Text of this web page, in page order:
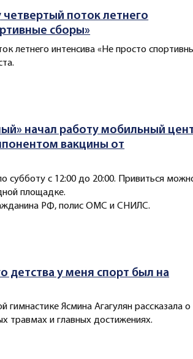
четвертый поток летнего
сборы»
летнего интенсива «Не просто
начал работу мобильный
вакцины от
субботу с 12:00 до 20:00. Привиться
площадке.
РФ, полис ОМС и СНИЛС.
детства у меня спорт был на
гимнастике Ясмина Агагулян рассказала о
травмах и главных достижениях.